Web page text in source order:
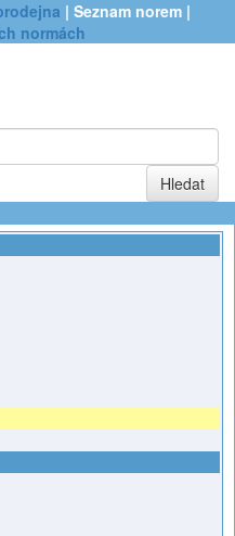
| Seznam norem |
normách